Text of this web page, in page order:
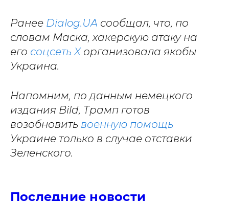
Ранее Dialog.UA сообщал, что, по
словам Маска, хакерскую атаку на
его соцсеть Xорганизовала якобы
Украина.
Напомним, по данным немецкого
издания Bild, Трамп готов
возобновить военную помощь
Украине только в случае отставки
Зеленского.
Последние новости